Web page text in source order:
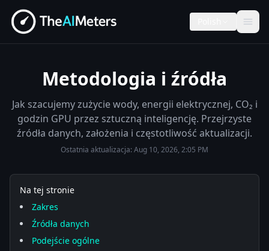
Metodologia i źródła
Jak szacujemy zużycie wody, energii elektrycznej, CO₂ i
godzin GPU przez sztuczną inteligencję. Przejrzyste
źródła danych, założenia i częstotliwość aktualizacji.
Ostatnia aktualizacja:Aug 10, 2026, 2:05 PM
Na tej stronie
Zakres
Źródła danych
Podejście ogólne